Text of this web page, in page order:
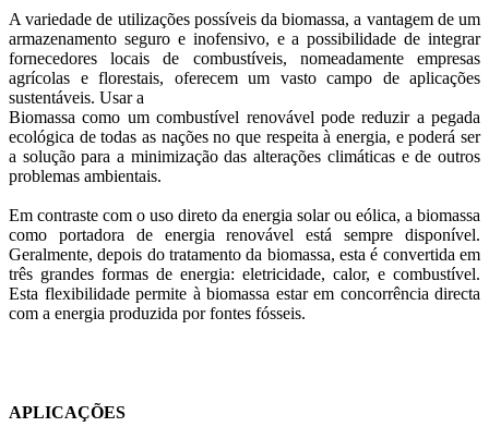
A variedade de utilizações possíveis da biomassa, a vantagem de um
armazenamento seguro e inofensivo, e a possibilidade de integrar
fornecedores locais de combustíveis, nomeadamente empresas
agrícolas e florestais, oferecem um vasto campo de aplicações
sustentáveis. Usar a
Biomassa como um combustível renovável pode reduzir a pegada
ecológica de todas as nações no que respeita à energia, e poderá ser
a solução para a minimização das alterações climáticas e de outros
problemas ambientais.
Em contraste com o uso direto da energia solar ou eólica, a biomassa
como portadora de energia renovável está sempre disponível.
Geralmente, depois do tratamento da biomassa, esta é convertida em
três grandes formas de energia: eletricidade, calor, e combustível.
Esta flexibilidade permite à biomassa estar em concorrência directa
com a energia produzida por fontes fósseis.
APLICAÇÕES